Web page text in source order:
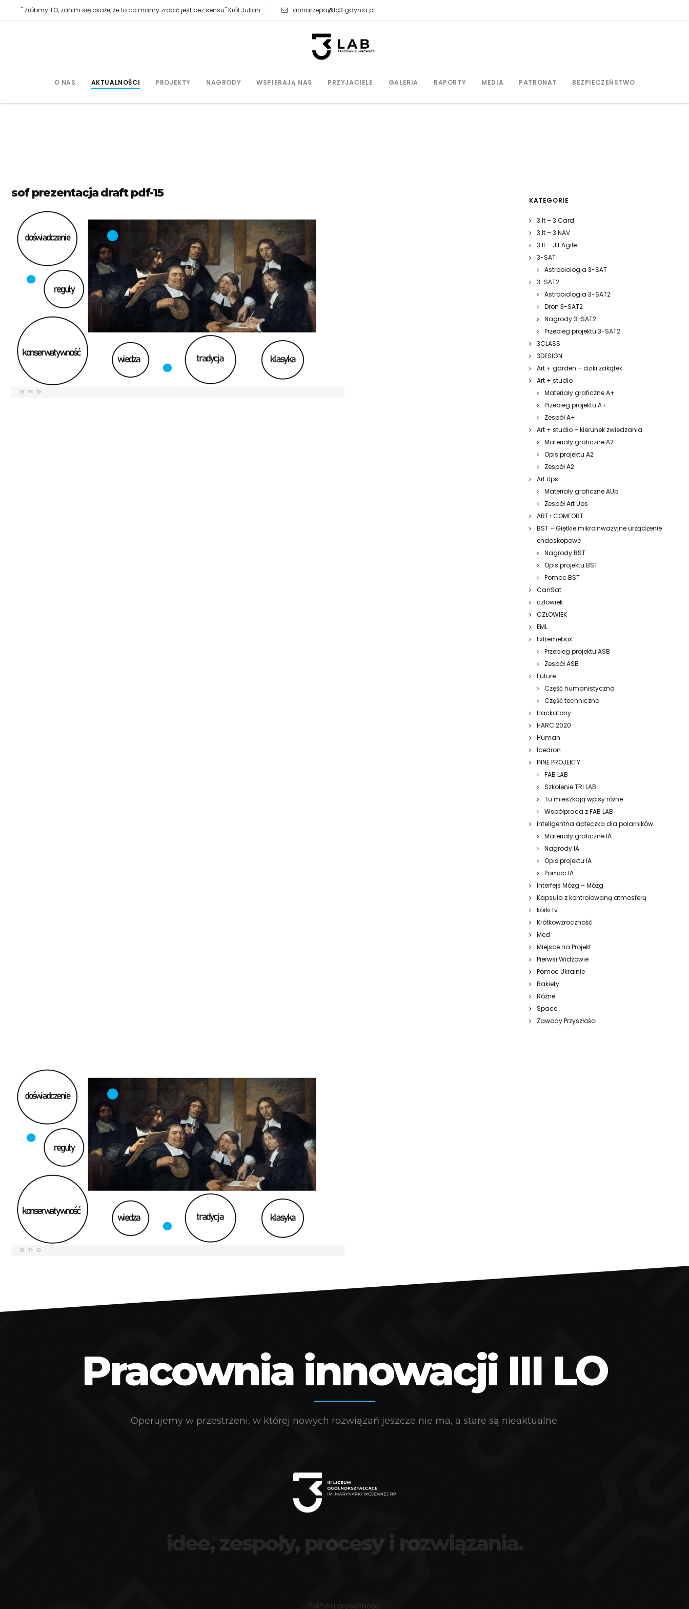
" Zróbmy TO, zanim się okaże, że to co mamy zrobić jest bez sensu" Król Julian annarzepa@lo3.gdynia.pl
O NAS AKTUALNOŚCI PROJEKTY NAGRODY WSPIERAJĄ NAS PRZYJACIELE GALERIA RAPORTY MEDIA PATRONAT BEZPIECZEŃSTWO
sof prezentacja draft pdf-15
KATEGORIE
3 It – 3 Card
3 It – 3 NAV
3 It – Jit Agile
3-SAT
Astrobiologia 3-SAT
3-SAT2
Astrobiologia 3-SAT2
Dron 3-SAT2
Nagrody 3-SAT2
Przebieg projektu 3-SAT2
3CLASS
3DESIGN
Art + garden – dziki zakątek
Art + studio
Materiały graficzne A+
Przebieg projektu A+
Zespół A+
Art + studio – kierunek zwiedzania
Materiały graficzne A2
Opis projektu A2
Zespół A2
Art Ups!
Materiały graficzne AUp
Zespół Art Ups
ART+COMFORT
BST – Giętkie mikroinwazyjne urządzenie
endoskopowe
Nagrody BST
Opis projektu BST
Pomoc BST
CanSat
czlowiek
CZŁOWIEK
EML
Extremebox
Przebieg projektu ASB
Zespół ASB
Future
Część humanistyczna
Część techniczna
Hackatony
HARC 2020
Human
Icedron
INNE PROJEKTY
FAB LAB
Szkolenie TRI LAB
Tu mieszkają wpisy różne
Współpraca z FAB LAB
Inteligentna apteczka dla polarników
Materiały graficzne IA
Nagrody IA
Opis projektu IA
Pomoc IA
Interfejs Mózg – Mózg
Kapsuła z kontrolowaną atmosferą
korki.tv
Krótkowzroczność
Med
Miejsce na Projekt
Pierwsi Widzowie
Pomoc Ukrainie
Rakiety
Różne
Space
Zawody Przyszłości
Pracownia innowacji III LO
Operujemy w przestrzeni, w której nowych rozwiązań jeszcze nie ma, a stare są nieaktualne.
idee, zespoły, procesy i rozwiązania.
Polityka prywatności